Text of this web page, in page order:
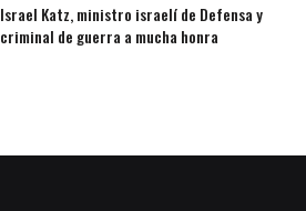
Israel Katz, ministro israelí de Defensa y
criminal de guerra a mucha honra